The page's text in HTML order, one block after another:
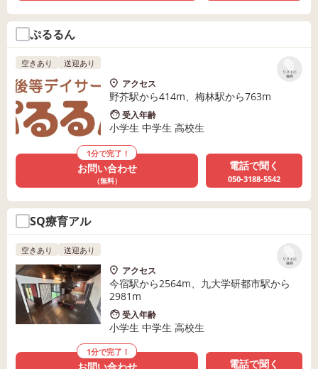
ぷるるん
リストに
保存
空きあり 送迎あり
アクセス
野芥駅から414m、梅林駅から763m
受入年齢
小学生 中学生 高校生
1分で完了！
お問い合わせ
（無料）
電話で聞く
050-3188-5542
SQ療育アル
リストに
保存
空きあり 送迎あり
アクセス
今宿駅から2564m、九大学研都市駅から
2981m
受入年齢
小学生 中学生 高校生
1分で完了！
電話で聞く